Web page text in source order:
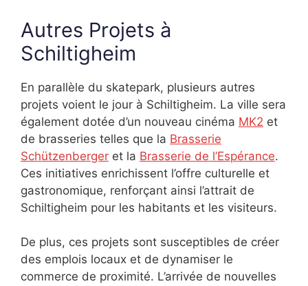
Autres Projets à
Schiltigheim
En parallèle du skatepark, plusieurs autres
projets voient le jour à Schiltigheim. La ville sera
également dotée d’un nouveau cinéma MK2 et
de brasseries telles que la Brasserie
Schützenberger et la Brasserie de l’Espérance.
Ces initiatives enrichissent l’offre culturelle et
gastronomique, renforçant ainsi l’attrait de
Schiltigheim pour les habitants et les visiteurs.
De plus, ces projets sont susceptibles de créer
des emplois locaux et de dynamiser le
commerce de proximité. L’arrivée de nouvelles